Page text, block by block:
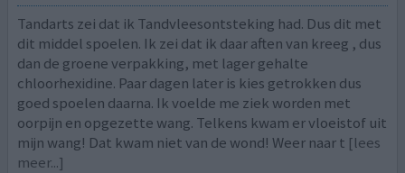
Tandarts zei dat ik Tandvleesontsteking had. Dus dit met
dit middel spoelen. Ik zei dat ik daar aften van kreeg , dus
dan de groene verpakking, met lager gehalte
chloorhexidine. Paar dagen later is kies getrokken dus
goed spoelen daarna. Ik voelde me ziek worden met
oorpijn en opgezette wang. Telkens kwam er vloeistof uit
mijn wang! Dat kwam niet van de wond! Weer naar t [lees
meer...]